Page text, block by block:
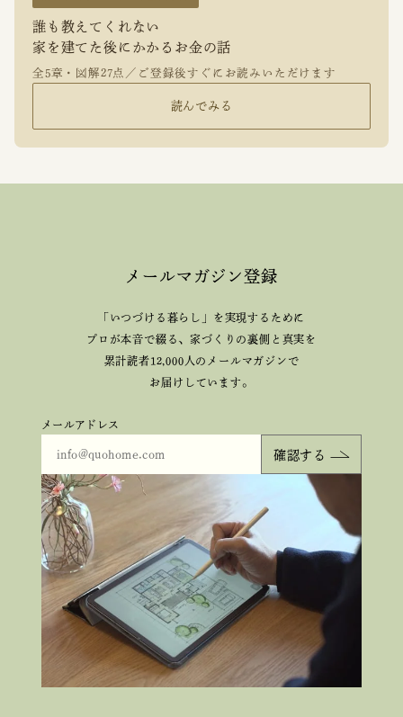
誰も教えてくれない
家を建てた後にかかるお金の話
全5章・図解27点／ご登録後すぐにお読みいただけます
読んでみる
メールマガジン登録
「いつづける暮らし」を実現するために
プロが本音で綴る、家づくりの裏側と真実を
累計読者12,000人のメールマガジンで
お届けしています。
メールアドレス